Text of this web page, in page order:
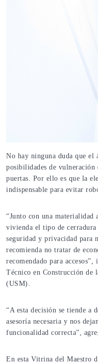
No hay ninguna duda que el
posibilidades de vulneración
puertas. Por ello es que la
indispensable para evitar
“Junto con una materialidad
vivienda el tipo de
seguridad y privacidad para
recomienda no tratar de
recomendado para
Técnico en Construcción de
(USM).
“A esta decisión se tiende a
asesoría necesaria y nos
funcionalidad correcta”,
En esta Vitrina del Maestro